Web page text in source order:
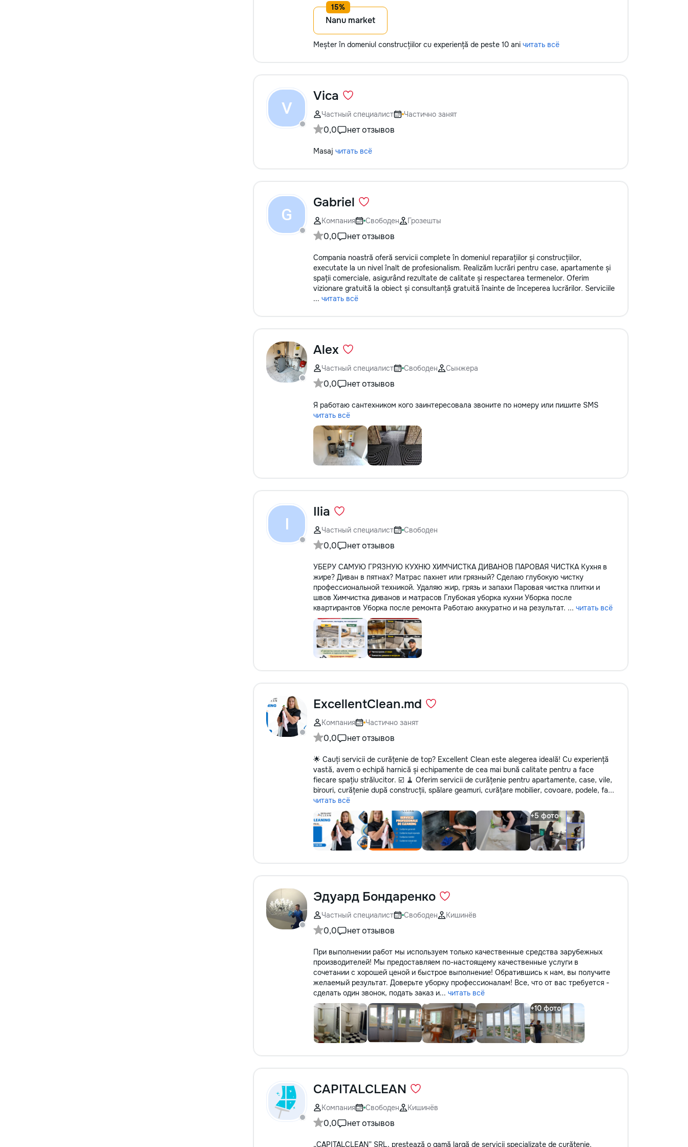
Nanu market
Meșter în domeniul construcțiilor cu experiență de peste 10 ani читать всё
V
Vica
Частный специалист Частично занят
0,0 нет отзывов
Masaj читать всё
G
Gabriel
Компания Свободен Грозешты
0,0 нет отзывов
Compania noastră oferă servicii complete în domeniul reparațiilor și construcțiilor,
executate la un nivel înalt de profesionalism. Realizăm lucrări pentru case, apartamente și
spații comerciale, asigurând rezultate de calitate și respectarea termenelor. Oferim
vizionare gratuită la obiect și consultanță gratuită înainte de începerea lucrărilor. Serviciile
... читать всё
Alex
Частный специалист Свободен Сынжера
0,0 нет отзывов
Я работаю сантехником кого заинтересовала звоните по номеру или пишите SMS
читать всё
I
Ilia
Частный специалист Свободен
0,0 нет отзывов
УБЕРУ САМУЮ ГРЯЗНУЮ КУХНЮ ХИМЧИСТКА ДИВАНОВ ПАРОВАЯ ЧИСТКА Кухня в
жире? Диван в пятнах? Матрас пахнет или грязный? Сделаю глубокую чистку
профессиональной техникой. Удаляю жир, грязь и запахи Паровая чистка плитки и
швов Химчистка диванов и матрасов Глубокая уборка кухни Уборка после
квартирантов Уборка после ремонта Работаю аккуратно и на результат. ... читать всё
ExcellentClean.md
Компания Частично занят
0,0 нет отзывов
🌟 Cauți servicii de curățenie de top? Excellent Clean este alegerea ideală! Cu experiență
vastă, avem o echipă harnică și echipamente de cea mai bună calitate pentru a face
fiecare spațiu strălucitor. ☑️ 🧹 Oferim servicii de curățenie pentru apartamente, case, vile,
birouri, curățenie după construcții, spălare geamuri, curățare mobilier, covoare, podele, fa...
читать всё
Эдуард Бондаренко
Частный специалист Свободен Кишинёв
0,0 нет отзывов
При выполнении работ мы используем только качественные средства зарубежных
производителей! Мы предоставляем по-настоящему качественные услуги в
сочетании с хорошей ценой и быстрое выполнение! Обратившись к нам, вы получите
желаемый результат. Доверьте уборку профессионалам! Все, что от вас требуется -
сделать один звонок, подать заказ и... читать всё
CAPITALCLEAN
Компания Свободен Кишинёв
0,0 нет отзывов
„CAPITALCLEAN” SRL, prestează o gamă largă de servicii specializate de curățenie.